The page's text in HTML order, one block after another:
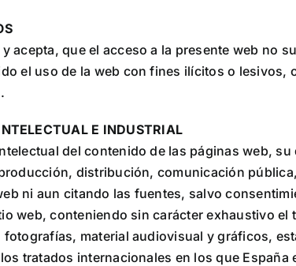
acepta, que el acceso a la presente web no
el uso de la web con fines ilícitos o
E INDUSTRIAL
del contenido de las páginas web,
distribución, comunicación
ni aun citando las fuentes, salvo
web, conteniendo sin carácter exhaustivo
material audiovisual y gráficos,
tratados internacionales en los que